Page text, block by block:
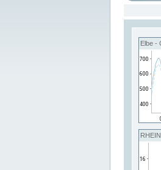
Elbe -